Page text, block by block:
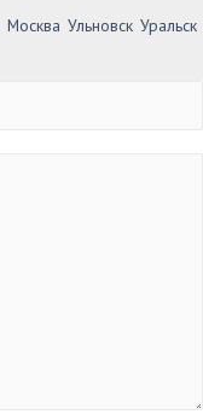
Москва Ульновск Уральск